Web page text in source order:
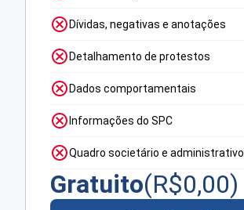
Dívidas, negativas e anotações
Detalhamento de protestos
Dados comportamentais
Informações do SPC
Quadro societário e administrativo
Gratuito(R$0,00)